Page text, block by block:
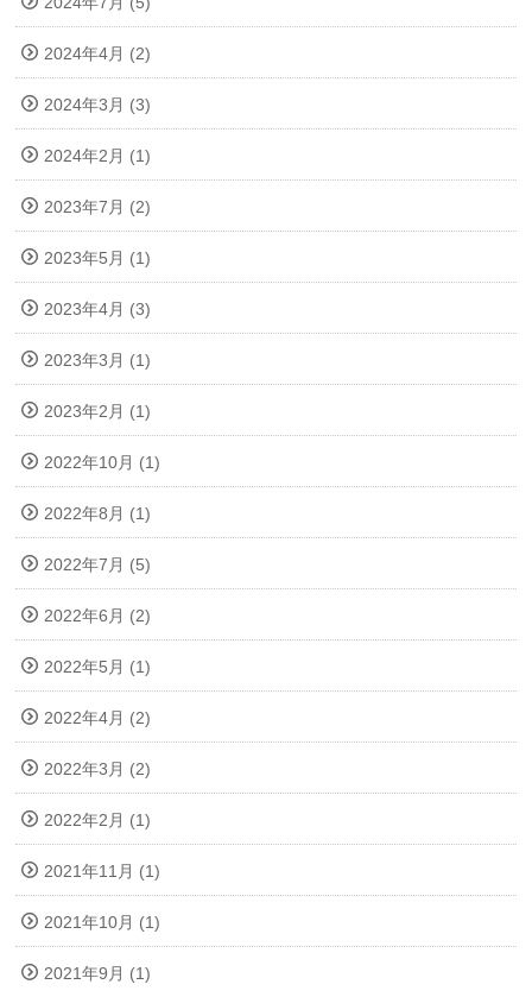
2024年4月 (2)
2024年3月 (3)
2024年2月 (1)
2023年7月 (2)
2023年5月 (1)
2023年4月 (3)
2023年3月 (1)
2023年2月 (1)
2022年10月 (1)
2022年8月 (1)
2022年7月 (5)
2022年6月 (2)
2022年5月 (1)
2022年4月 (2)
2022年3月 (2)
2022年2月 (1)
2021年11月 (1)
2021年10月 (1)
2021年9月 (1)